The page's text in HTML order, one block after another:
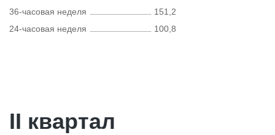
36-часовая неделя
151,2
24-часовая неделя
100,8
II квартал